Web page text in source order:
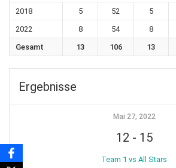
2018 5 52 5
2022
8 54 8
Gesamt
13 106 13
Ergebnisse
Mai 27, 2022
12 - 15
Team 1 vs All Stars